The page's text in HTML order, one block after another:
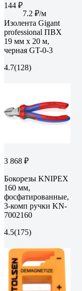
144 ₽
7.2 ₽/м
Изолента Gigant
professional ПВХ
19 мм х 20 м,
черная GT-0-3
4.7(128)
3 868 ₽
Бокорезы KNIPEX
160 мм,
фосфатированные,
3-комп ручки KN-
7002160
4.5(175)